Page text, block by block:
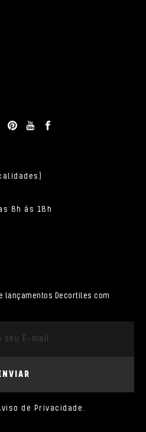
8h às 18h
lançamentos Decortiles com
de Privacidade.